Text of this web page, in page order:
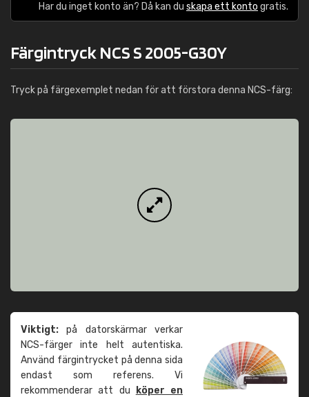
Har du inget konto än? Då kan du skapa ett konto gratis.
Färgintryck NCS S 2005-G30Y
Tryck på färgexemplet nedan för att förstora denna NCS-färg:
Viktigt: på datorskärmar verkar
NCS-färger inte helt autentiska.
Använd färgintrycket på denna sida
endast som referens. Vi
rekommenderar att du
köper en